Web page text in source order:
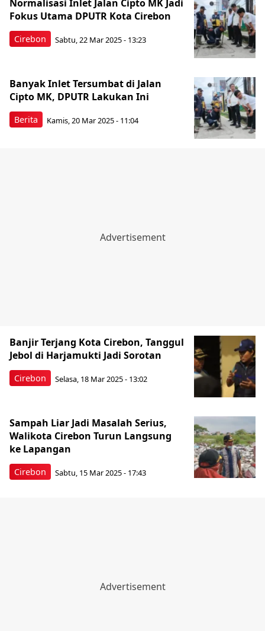
Cirebon
Normalisasi Inlet Jalan Cipto MK Jadi
Fokus Utama DPUTR Kota Cirebon
Sabtu, 22 Mar 2025 - 13:23
Berita
Banyak Inlet Tersumbat di Jalan
Cipto MK, DPUTR Lakukan Ini
Kamis, 20 Mar 2025 - 11:04
Cirebon
Banjir Terjang Kota Cirebon, Tanggul
Jebol di Harjamukti Jadi Sorotan
Selasa, 18 Mar 2025 - 13:02
Cirebon
Sampah Liar Jadi Masalah Serius,
Walikota Cirebon Turun Langsung
ke Lapangan
Sabtu, 15 Mar 2025 - 17:43